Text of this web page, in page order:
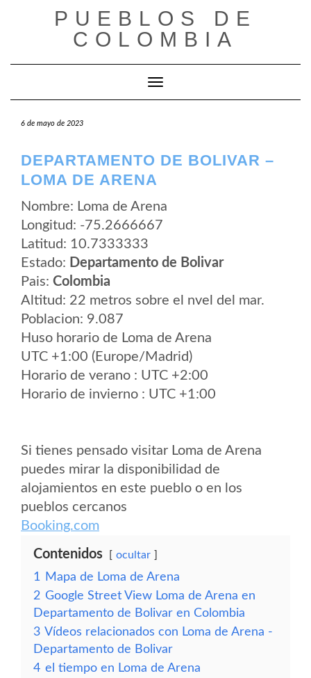
PUEBLOS DE
COLOMBIA
Cambiar modo de navegación
6 de mayo de 2023
DEPARTAMENTO DE BOLIVAR –
LOMA DE ARENA
Nombre: Loma de Arena
Longitud: -75.2666667
Latitud: 10.7333333
Estado: Departamento de Bolivar
Pais: Colombia
Altitud: 22 metros sobre el nvel del mar.
Poblacion: 9.087
Huso horario de Loma de Arena
UTC +1:00 (Europe/Madrid)
Horario de verano : UTC +2:00
Horario de invierno : UTC +1:00
Si tienes pensado visitar Loma de Arena
puedes mirar la disponibilidad de
alojamientos en este pueblo o en los
pueblos cercanos
Booking.com
Contenidos ocultar
1
Mapa de Loma de Arena
2 Google Street View Loma de Arena en
Departamento de Bolivar en Colombia
3 Vídeos relacionados con Loma de Arena -
Departamento de Bolivar
4 el tiempo en Loma de Arena